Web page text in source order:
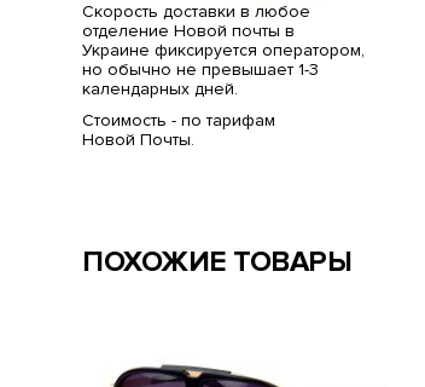
Скорость доставки в любое
отделение Новой почты в
Украине фиксируется оператором,
но обычно не превышает 1-3
календарных дней.
Стоимость - по тарифам
Новой Почты.
ПОХОЖИЕ ТОВАРЫ